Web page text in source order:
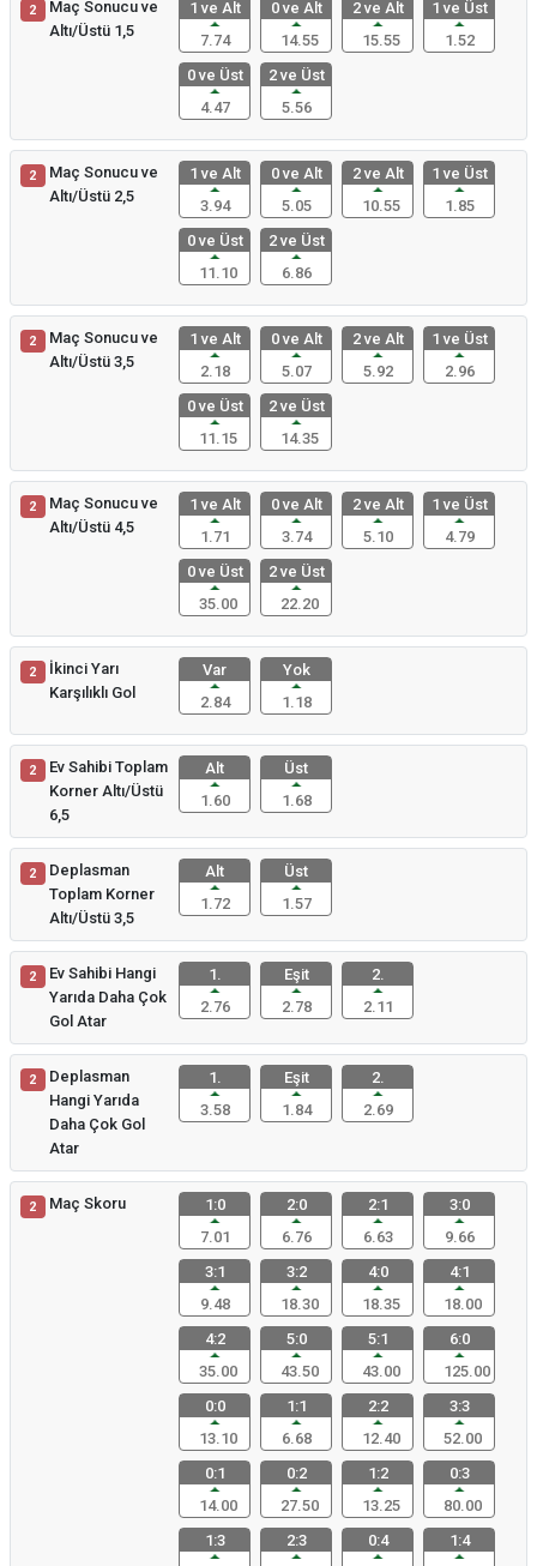
2
Maç Sonucu ve
Altı/Üstü 1,5
1 ve Alt
7.74
0 ve Alt
14.55
2 ve Alt
15.55
1 ve Üst
1.52
0 ve Üst
4.47
2 ve Üst
5.56
2
Maç Sonucu ve
Altı/Üstü 2,5
1 ve Alt
3.94
0 ve Alt
5.05
2 ve Alt
10.55
1 ve Üst
1.85
0 ve Üst
11.10
2 ve Üst
6.86
2
Maç Sonucu ve
Altı/Üstü 3,5
1 ve Alt
2.18
0 ve Alt
5.07
2 ve Alt
5.92
1 ve Üst
2.96
0 ve Üst
11.15
2 ve Üst
14.35
2
Maç Sonucu ve
Altı/Üstü 4,5
1 ve Alt
1.71
0 ve Alt
3.74
2 ve Alt
5.10
1 ve Üst
4.79
0 ve Üst
35.00
2 ve Üst
22.20
2
İkinci Yarı
Karşılıklı Gol
Var
2.84
Yok
1.18
2
Ev Sahibi Toplam
Korner Altı/Üstü
6,5
Alt
1.60
Üst
1.68
2
Deplasman
Toplam Korner
Altı/Üstü 3,5
Alt
1.72
Üst
1.57
2
Ev Sahibi Hangi
Yarıda Daha Çok
Gol Atar
1.
2.76
Eşit
2.78
2.
2.11
2
Deplasman
Hangi Yarıda
Daha Çok Gol
Atar
1.
3.58
Eşit
1.84
2.
2.69
2 Maç Skoru
1:0
7.01
2:0
6.76
2:1
6.63
3:0
9.66
3:1
9.48
3:2
18.30
4:0
18.35
4:1
18.00
4:2
35.00
5:0
43.50
5:1
43.00
6:0
125.00
0:0
13.10
1:1
6.68
2:2
12.40
3:3
52.00
0:1
14.00
0:2
27.50
1:2
13.25
0:3
80.00
1:3
2:3
0:4
1:4